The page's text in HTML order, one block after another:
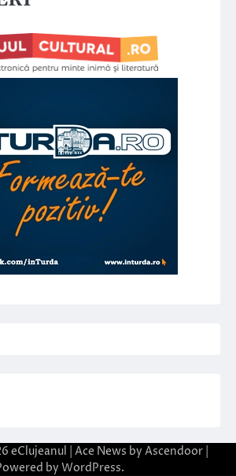
eClujeanul | Ace News by Ascendoor
by WordPress.